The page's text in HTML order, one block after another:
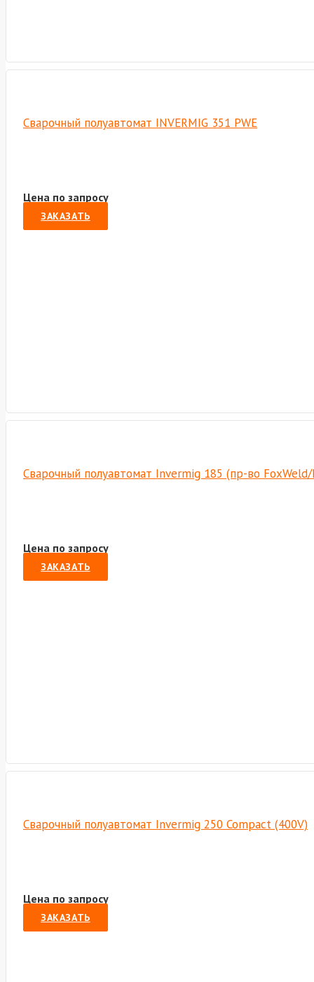
Сварочный полуавтомат INVERMIG 351 PWE
Цена по запросу
ЗАКАЗАТЬ
Сварочный полуавтомат Invermig 185 (пр-во
Цена по запросу
ЗАКАЗАТЬ
Сварочный полуавтомат Invermig 250 Compact (400V)
Цена по запросу
ЗАКАЗАТЬ